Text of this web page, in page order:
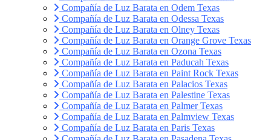
Compañía de Luz Barata en Odem Texas
Compañía de Luz Barata en Odessa Texas
Compañía de Luz Barata en Olney Texas
Compañía de Luz Barata en Orange Grove Texas
Compañía de Luz Barata en Ozona Texas
Compañía de Luz Barata en Paducah Texas
Compañía de Luz Barata en Paint Rock Texas
Compañía de Luz Barata en Palacios Texas
Compañía de Luz Barata en Palestine Texas
Compañía de Luz Barata en Palmer Texas
Compañía de Luz Barata en Palmview Texas
Compañía de Luz Barata en Paris Texas